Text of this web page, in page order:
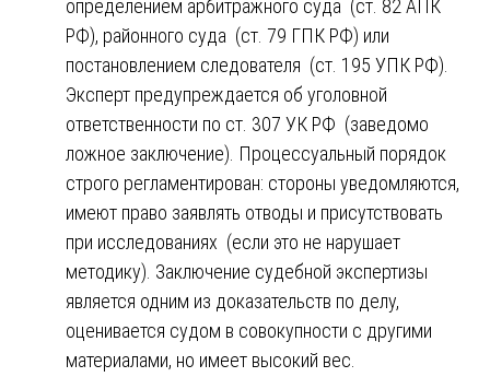
определением арбитражного суда (ст. 82 АПК
РФ), районного суда (ст. 79 ГПК РФ) или
постановлением следователя (ст. 195 УПК РФ).
Эксперт предупреждается об уголовной
ответственности по ст. 307 УК РФ (заведомо
ложное заключение). Процессуальный порядок
строго регламентирован: стороны уведомляются,
имеют право заявлять отводы и присутствовать
при исследованиях (если это не нарушает
методику). Заключение судебной экспертизы
является одним из доказательств по делу,
оценивается судом в совокупности с другими
материалами, но имеет высокий вес.